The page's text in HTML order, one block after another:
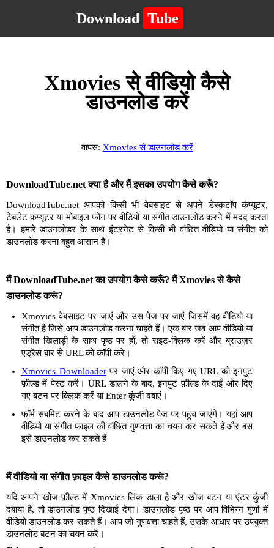
Download Tube
Xmovies से वीडियो कैसे
डाउनलोड करें
वापस: Xmovies से डाउनलोड करें
DownloadTube.net क्या है और मैं इसका उपयोग कैसे करूँ?
DownloadTube.net आपको किसी भी वेबसाइट से अपने डेस्कटॉप कंप्यूटर,
टेबलेट कंप्यूटर या मोबाइल फोन पर वीडियो या संगीत डाउनलोड करने में मदद करता
है। हमारे डाउनलोडर के साथ इंटरनेट से किसी भी वांछित वीडियो या संगीत को
डाउनलोड करना बहुत आसान है।
मैं DownloadTube.net का उपयोग कैसे करूँ? मैं Xmovies से कैसे
डाउनलोड करूं?
Xmovies वेबसाइट पर जाएं और उस पेज पर जाएं जिसमें वह वीडियो या
संगीत है जिसे आप डाउनलोड करना चाहते हैं। एक बार जब आप वीडियो या
संगीत खिलाड़ी के साथ पृष्ठ पर हों, तो राइट-क्लिक करें और ब्राउज़र
एड्रेस बार से URL को कॉपी करें।
Xmovies Downloaderपर जाएं और कॉपी किए गए URL को इनपुट
फ़ील्ड में पेस्ट करें। URL डालने के बाद, इनपुट फ़ील्ड के दाईं ओर दिए
गए बटन पर क्लिक करें या Enter कुंजी दबाएं।
फॉर्म सबमिट करने के बाद आप डाउनलोड पेज पर पहुंच जाएंगे। यहां आप
वीडियो या संगीत फ़ाइल की वांछित गुणवत्ता का चयन कर सकते हैं और बस
इसे डाउनलोड कर सकते हैं
मैं वीडियो या संगीत फ़ाइल कैसे डाउनलोड करूं?
यदि आपने खोज फ़ील्ड में Xmovies लिंक डाला है और खोज बटन या एंटर कुंजी
दबाया है, तो डाउनलोड पृष्ठ दिखाई देगा। डाउनलोड पृष्ठ पर आप विभिन्न गुणों में
वीडियो डाउनलोड कर सकते हैं। आप जो गुणवत्ता चाहते हैं, उसके आधार पर उपयुक्त
डाउनलोड बटन का चयन करें।